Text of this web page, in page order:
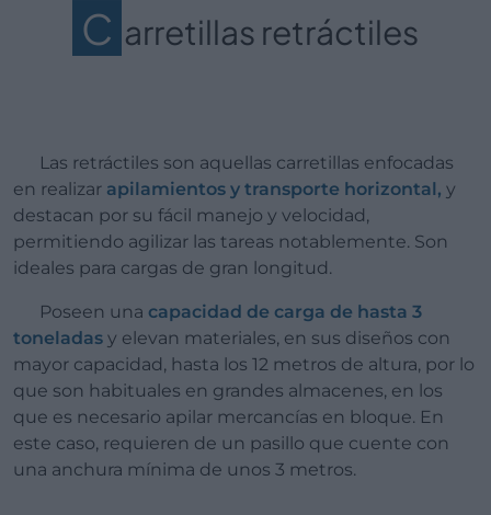
C arretillas retráctiles
Las retráctiles son aquellas carretillas enfocadas
en realizar apilamientos y transporte horizontal, y
destacan por su fácil manejo y velocidad,
permitiendo agilizar las tareas notablemente. Son
ideales para cargas de gran longitud.
Poseen una capacidad de carga de hasta 3
toneladas y elevan materiales, en sus diseños con
mayor capacidad, hasta los 12 metros de altura, por lo
que son habituales en grandes almacenes, en los
que es necesario apilar mercancías en bloque. En
este caso, requieren de un pasillo que cuente con
una anchura mínima de unos 3 metros.